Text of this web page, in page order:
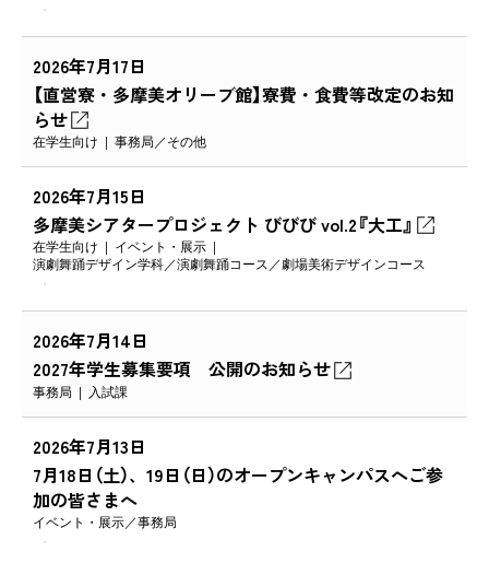
2026年7月17日
【直営寮・多摩美オリーブ館】寮費・食費等改定のお知
らせ
在学生向け 事務局 その他
2026年7月15日
多摩美シアタープロジェクト びびび vol.2『大工』
在学生向け
イベント・展示
演劇舞踊デザイン学科
演劇舞踊コース 劇場美術デザインコース
2026年7月14日
2027年学生募集要項 公開のお知らせ
事務局 入試課
2026年7月13日
7月18日（土）、19日（日）のオープンキャンパスへご参
加の皆さまへ
イベント・展示 事務局